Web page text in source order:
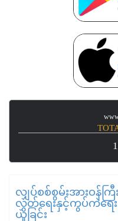
လျှပ်စစ်စွမ်းအားဝန်က
လွှတ်ရေးနှင့်ကွပ်ကဲရေး
ယူခြင်း